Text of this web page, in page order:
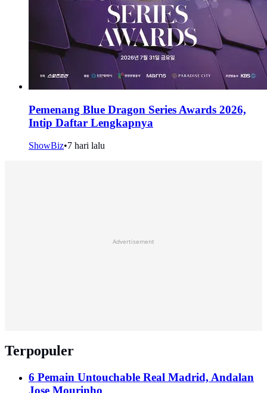
Pemenang Blue Dragon Series Awards 2026,
Intip Daftar Lengkapnya
ShowBiz•7 hari lalu
Advertisement
Terpopuler
6 Pemain Untouchable Real Madrid, Andalan
Jose Mourinho